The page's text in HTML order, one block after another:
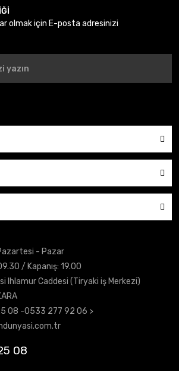
olmak için E-posta adresinizi
- Pazar
/ Kapanış: 19.00
Ihlamur Caddesi (Tiryaki iş Merkezi)
08 -0533 277 92 06 >
08